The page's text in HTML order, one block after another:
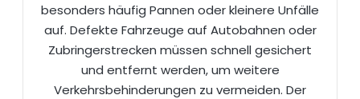
besonders häufig Pannen oder kleinere Unfälle
auf. Defekte Fahrzeuge auf Autobahnen oder
Zubringerstrecken müssen schnell gesichert
und entfernt werden, um weitere
Verkehrsbehinderungen zu vermeiden. Der